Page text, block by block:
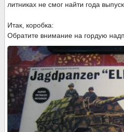
литниках не смог найти года
Итак, коробка:
Обратите внимание на гордую